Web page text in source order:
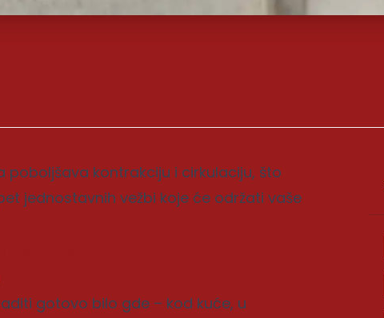
poboljšava kontrakciju i cirkulaciju, što
jednostavnih vežbi koje će održati vaše
gotovo bilo gde – kod kuće, u